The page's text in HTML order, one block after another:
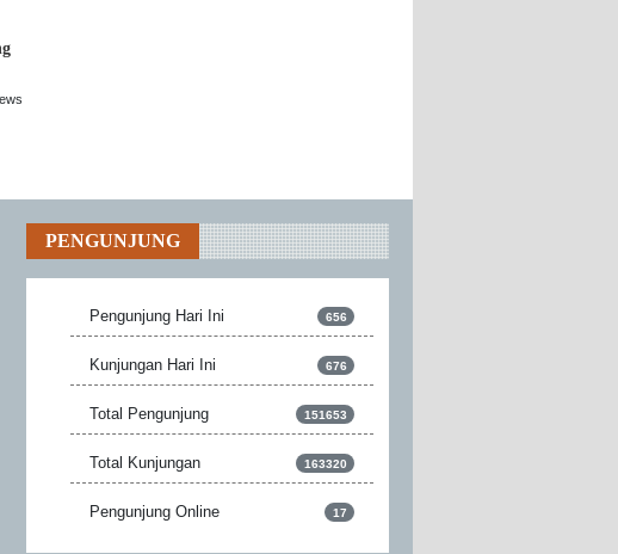
PENGUNJUNG
Pengunjung Hari Ini 656
Kunjungan Hari Ini 676
Total Pengunjung 151653
Total Kunjungan 163320
Pengunjung Online 17